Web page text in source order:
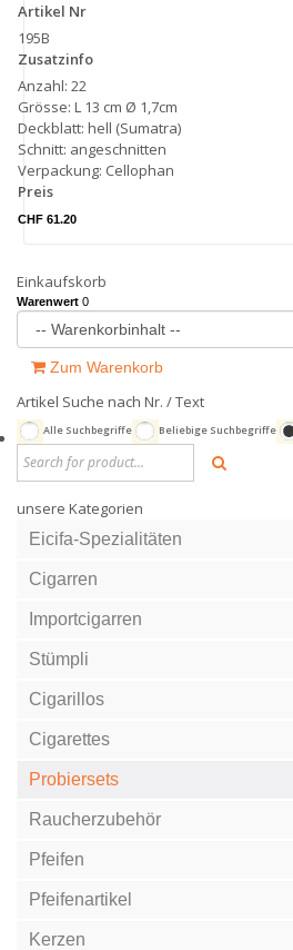
Artikel Nr
195B
Zusatzinfo
Anzahl: 22
Grösse: L 13 cm Ø 1,7cm
Deckblatt: hell (Sumatra)
Schnitt: angeschnitten
Verpackung: Cellophan
Preis
CHF 61.20
Einkaufskorb
Warenwert 0
Zum Warenkorb
Artikel Suche nach Nr. / Text
Alle Suchbegriffe Beliebige Suchbegriffe
unsere Kategorien
Eicifa-Spezialitäten
Cigarren
Importcigarren
Stümpli
Cigarillos
Cigarettes
Probiersets
Raucherzubehör
Pfeifen
Pfeifenartikel
Kerzen